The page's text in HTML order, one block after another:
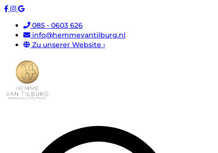
085 - 0603 626
info@hemmevantilburg.nl
Zu unserer Website ›